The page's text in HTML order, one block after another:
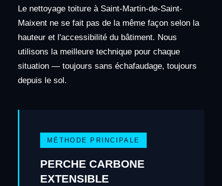
Le nettoyage toiture à Saint-Martin-de-Saint-
Maixent ne se fait pas de la même façon selon la
hauteur et l'accessibilité du bâtiment. Nous
utilisons la meilleure technique pour chaque
situation — toujours sans échafaudage, toujours
depuis le sol.
MÉTHODE PRINCIPALE
PERCHE CARBONE
EXTENSIBLE